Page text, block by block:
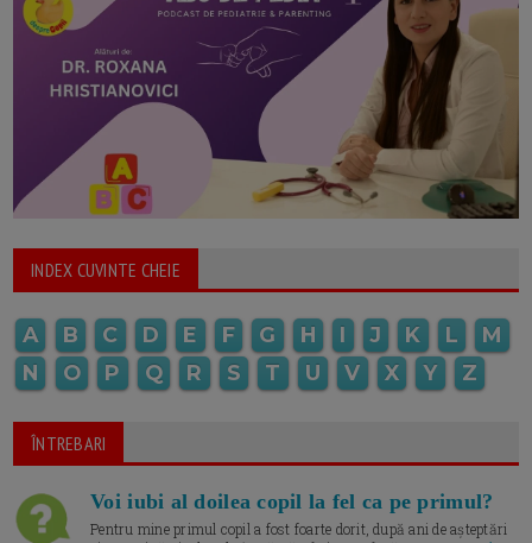
INDEX CUVINTE CHEIE
A B C D E F G H I J K L
M
N
O P Q R S T U V X Y Z
ÎNTREBARI
Voi iubi al doilea copil la fel ca pe primul?
Pentru mine primul copil a fost foarte dorit, după ani de așteptări